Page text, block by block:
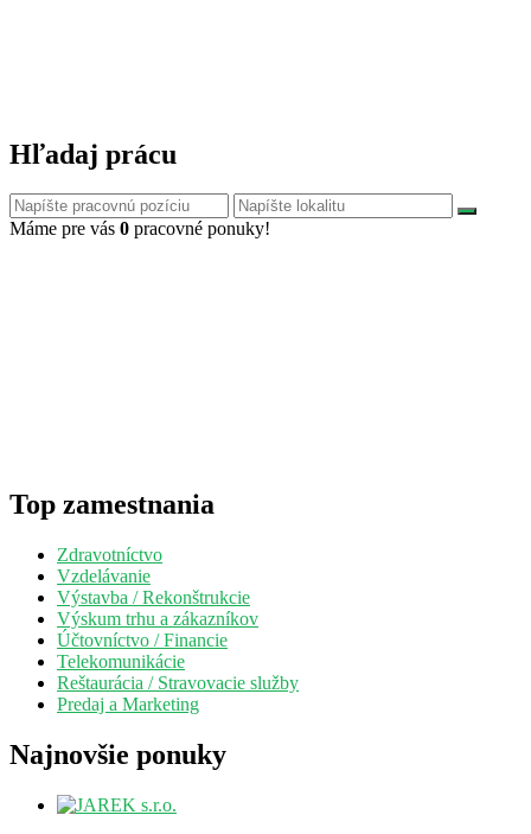
Hľadaj prácu
Máme pre vás 0 pracovné ponuky!
Top zamestnania
Zdravotníctvo
Vzdelávanie
Výstavba / Rekonštrukcie
Výskum trhu a zákazníkov
Účtovníctvo / Financie
Telekomunikácie
Reštaurácia / Stravovacie služby
Predaj a Marketing
Najnovšie ponuky